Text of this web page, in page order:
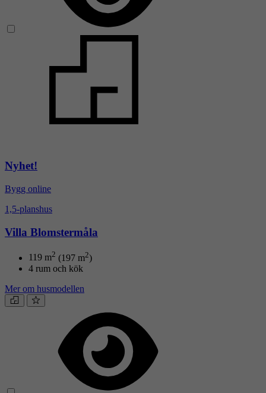
Nyhet!
Bygg online
1,5-planshus
Villa Blomstermåla
119 m2 (197 m2)
4 rum och kök
Mer om husmodellen